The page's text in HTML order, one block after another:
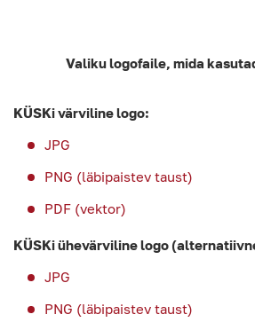
Valiku logofaile, mida
KÜSKi värviline logo:
JPG
PNG (läbipaistev taust)
PDF (vektor)
KÜSKi ühevärviline logo
JPG
PNG (läbipaistev taust)